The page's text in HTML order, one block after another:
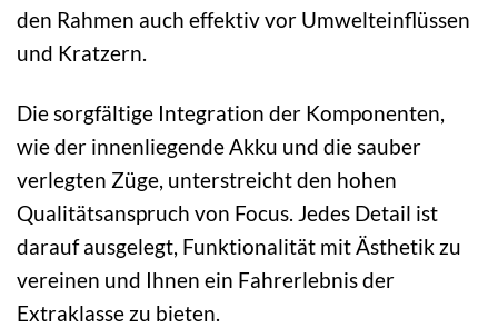
den Rahmen auch effektiv vor Umwelteinflüssen
und Kratzern.
Die sorgfältige Integration der Komponenten,
wie der innenliegende Akku und die sauber
verlegten Züge, unterstreicht den hohen
Qualitätsanspruch von Focus. Jedes Detail ist
darauf ausgelegt, Funktionalität mit Ästhetik zu
vereinen und Ihnen ein Fahrerlebnis der
Extraklasse zu bieten.